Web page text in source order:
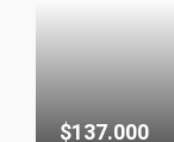
$137.000